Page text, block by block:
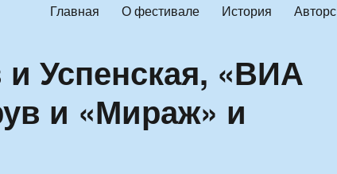
Главная О фестивале История
Успенская, «ВИА
и «Мираж» и